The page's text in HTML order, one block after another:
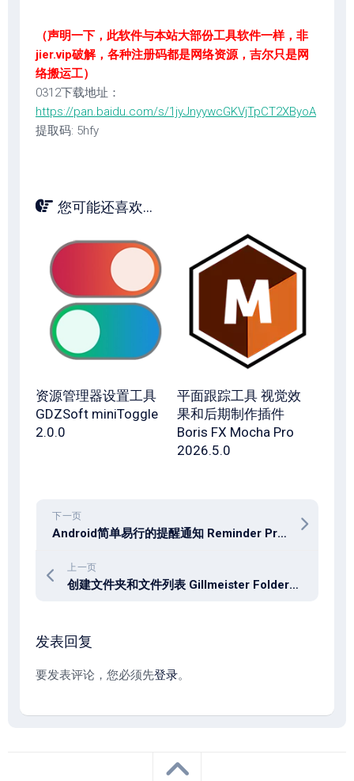
（声明一下，此软件与本站大部份工具软件一样，非
jier.vip破解，各种注册码都是网络资源，吉尔只是网
络搬运工）
0312下载地址：
https://pan.baidu.com/s/1jyJnyywcGKVjTpCT2XByoA
提取码: 5hfy
您可能还喜欢...
资源管理器设置工具
GDZSoft miniToggle
2.0.0
平面跟踪工具 视觉效
果和后期制作插件
Boris FX Mocha Pro
2026.5.0
下一页
Android简单易行的提醒通知 Reminder Pro 4.2.5
上一页
创建文件夹和文件列表 Gillmeister Folder2List v3.28.7
发表回复
要发表评论，您必须先登录。